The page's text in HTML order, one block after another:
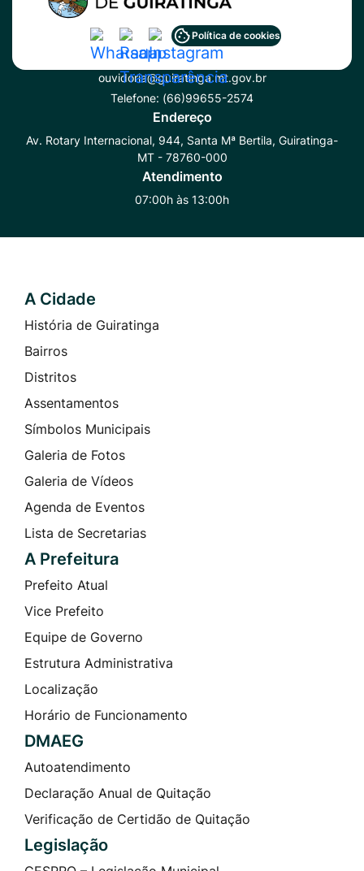
Acessar
a
Rede
Whatsapp
Acessar
a
Rede
Social
Radar
Transparência
Acessar
a
Rede
Social
Instagram
Política de cookies
Contato
ouvidoria@guiratinga.mt.gov.br
Telefone: (66)99655-2574
Endereço
Av. Rotary Internacional, 944, Santa Mª Bertila, Guiratinga-
MT - 78760-000
Atendimento
07:00h às 13:00h
Seção do Rodapé e Contato
A Cidade
História de Guiratinga
Bairros
Distritos
Assentamentos
Símbolos Municipais
Galeria de Fotos
Galeria de Vídeos
Agenda de Eventos
Lista de Secretarias
A Prefeitura
Prefeito Atual
Vice Prefeito
Equipe de Governo
Estrutura Administrativa
Localização
Horário de Funcionamento
DMAEG
Autoatendimento
Declaração Anual de Quitação
Verificação de Certidão de Quitação
Legislação